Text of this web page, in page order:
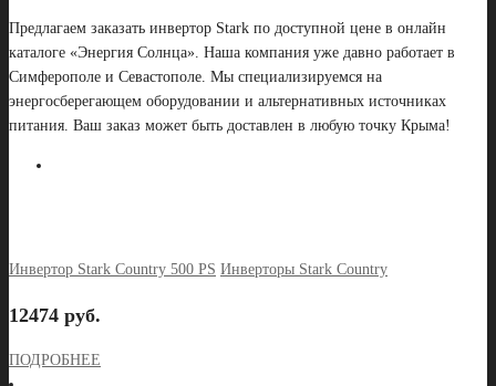
Предлагаем заказать инвертор Stark по доступной цене в онлайн
каталоге «Энергия Солнца». Наша компания уже давно работает в
Симферополе и Севастополе. Мы специализируемся на
энергосберегающем оборудовании и альтернативных источниках
питания. Ваш заказ может быть доставлен в любую точку Крыма!
Инвертор Stark Country 500 PS Инверторы Stark Country
12474 руб.
ПОДРОБНЕЕ